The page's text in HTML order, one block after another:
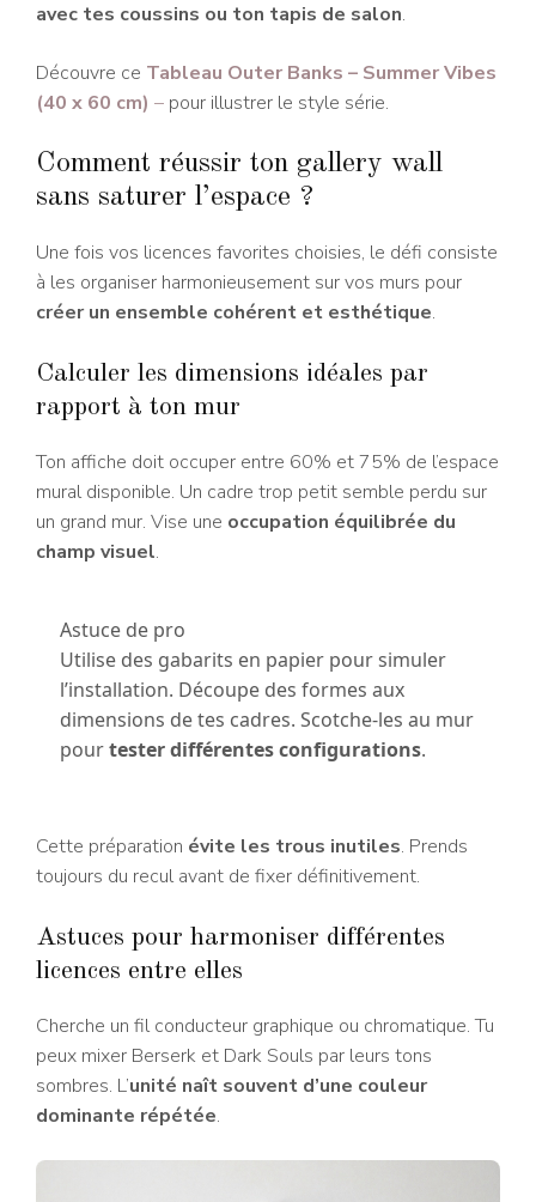
avec tes coussins ou ton tapis de salon.
Découvre ce Tableau Outer Banks – Summer Vibes
(40 x 60 cm) – pour illustrer le style série.
Comment réussir ton gallery wall
sans saturer l’espace ?
Une fois vos licences favorites choisies, le défi consiste
à les organiser harmonieusement sur vos murs pour
créer un ensemble cohérent et esthétique.
Calculer les dimensions idéales par
rapport à ton mur
Ton affiche doit occuper entre 60% et 75% de l’espace
mural disponible. Un cadre trop petit semble perdu sur
un grand mur. Vise une occupation équilibrée du
champ visuel.
Astuce de pro
Utilise des gabarits en papier pour simuler
l’installation. Découpe des formes aux
dimensions de tes cadres. Scotche-les au mur
pourtester différentes configurations.
Cette préparation évite les trous inutiles. Prends
toujours du recul avant de fixer définitivement.
Astuces pour harmoniser différentes
licences entre elles
Cherche un fil conducteur graphique ou chromatique. Tu
peux mixer Berserk et Dark Souls par leurs tons
sombres. L’unité naît souvent d’une couleur
dominante répétée.